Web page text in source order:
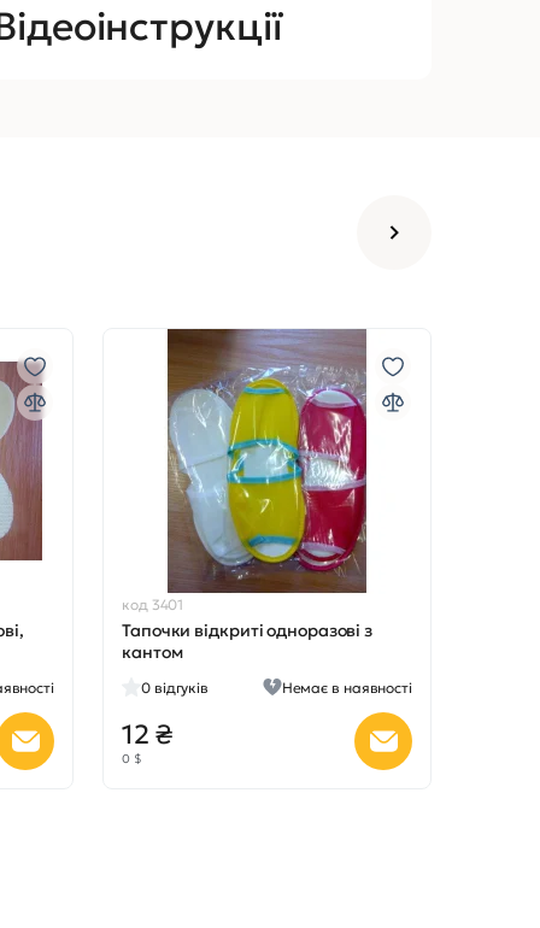
код 3401
Тапочки відкриті одноразові з
кантом
0 відгуків Немає в наявності
12 ₴
0 $